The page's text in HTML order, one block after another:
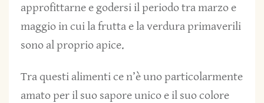
approfittarne e godersi il periodo tra marzo e
maggio in cui la frutta e la verdura primaverili
sono al proprio apice.
Tra questi alimenti ce n’è uno particolarmente
amato per il suo sapore unico e il suo colore